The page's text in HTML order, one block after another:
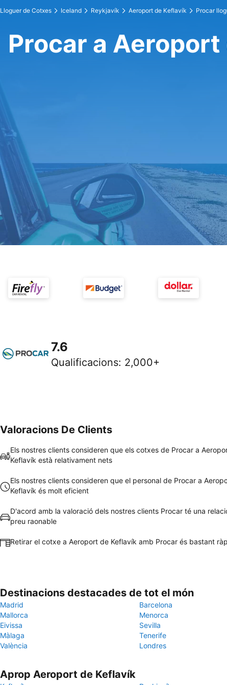
Lloguer de Cotxes Iceland Reykjavík Aeroport de Keflavík Procar
Procar a
7.6
Qualificacions: 2,000+
Valoracions De Clients
Els nostres clients consideren que els cotxes de Procar a
Keflavík està relativament nets
Els nostres clients consideren que el personal de Procar a
Keflavík és molt eficient
D'acord amb la valoració dels nostres clients Procar té una
preu raonable
Retirar el cotxe a Aeroport de Keflavík amb Procar és bastant
Destinacions destacades de tot el món
Madrid
Barcelona
Mallorca
Menorca
Eivissa
Sevilla
Màlaga
Tenerife
València
Londres
Aprop Aeroport de Keflavík